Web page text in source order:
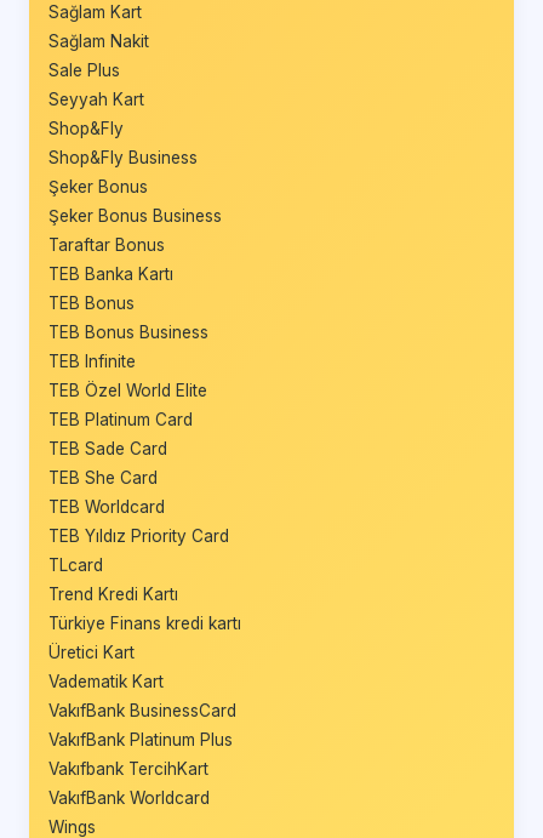
Sağlam Kart
Sağlam Nakit
Sale Plus
Seyyah Kart
Shop&Fly
Shop&Fly Business
Şeker Bonus
Şeker Bonus Business
Taraftar Bonus
TEB Banka Kartı
TEB Bonus
TEB Bonus Business
TEB Infinite
TEB Özel World Elite
TEB Platinum Card
TEB Sade Card
TEB She Card
TEB Worldcard
TEB Yıldız Priority Card
TLcard
Trend Kredi Kartı
Türkiye Finans kredi kartı
Üretici Kart
Vadematik Kart
VakıfBank BusinessCard
VakıfBank Platinum Plus
Vakıfbank TercihKart
VakıfBank Worldcard
Wings